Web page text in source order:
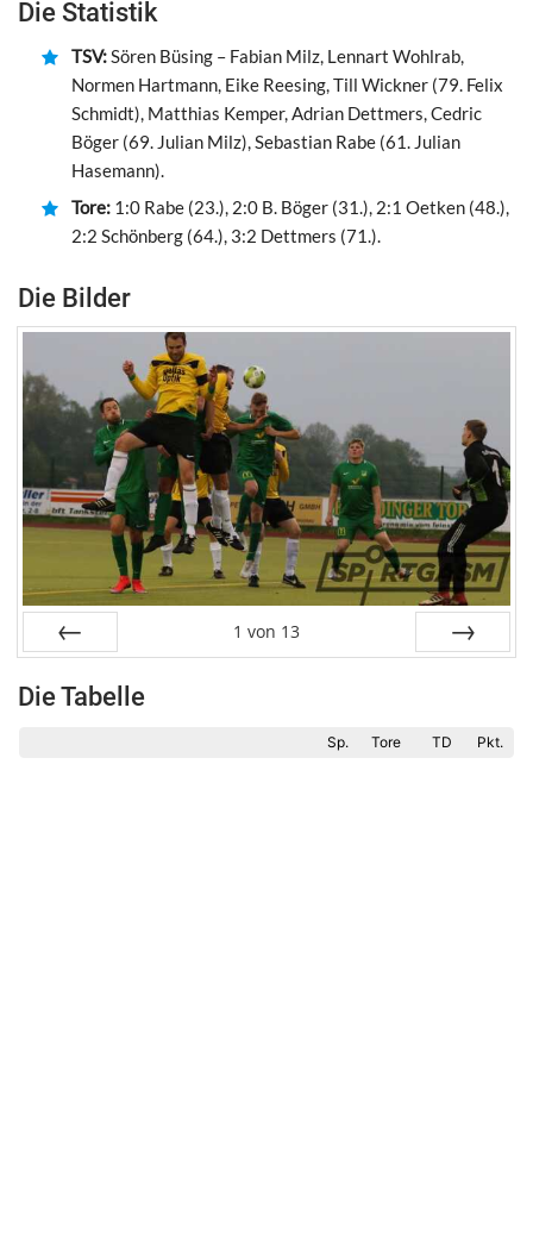
Die Statistik
TSV:Sören Büsing – Fabian Milz, Lennart Wohlrab,
Normen Hartmann, Eike Reesing, Till Wickner (79. Felix
Schmidt), Matthias Kemper, Adrian Dettmers, Cedric
Böger (69. Julian Milz), Sebastian Rabe (61. Julian
Hasemann).
Tore: 1:0 Rabe (23.), 2:0 B. Böger (31.), 2:1 Oetken (48.),
2:2 Schönberg (64.), 3:2 Dettmers (71.).
Die Bilder
1 von 13
Die Tabelle